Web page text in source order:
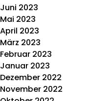
Juni 2023
Mai 2023
April 2023
März 2023
Februar 2023
Januar 2023
Dezember 2022
November 2022